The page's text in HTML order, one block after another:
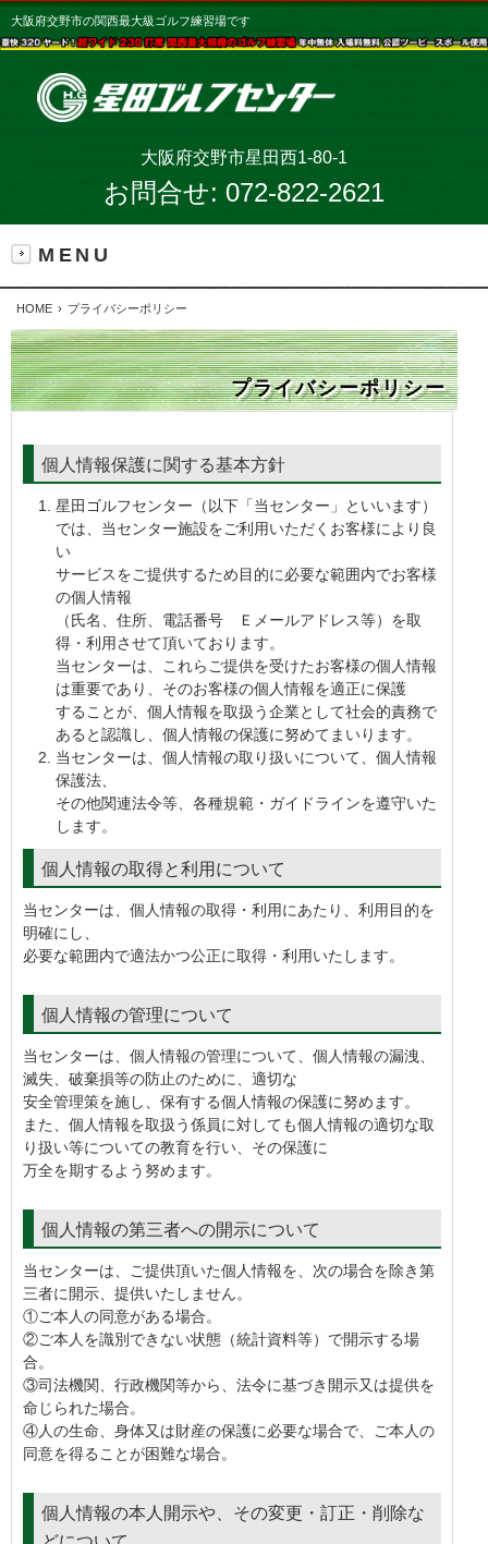
大阪府交野市の関西最大級ゴルフ練習場です
大阪府交野市星田西1-80-1
お問合せ: 072-822-2621
MENU
HOME プライバシーポリシー
プライバシーポリシー
個人情報保護に関する基本方針
星田ゴルフセンター（以下「当センター」といいます）
では、当センター施設をご利用いただくお客様により良
い
サービスをご提供するため目的に必要な範囲内でお客様
の個人情報
（氏名、住所、電話番号 Ｅメールアドレス等）を取
得・利用させて頂いております。
当センターは、これらご提供を受けたお客様の個人情報
は重要であり、そのお客様の個人情報を適正に保護
することが、個人情報を取扱う企業として社会的責務で
あると認識し、個人情報の保護に努めてまいります。
当センターは、個人情報の取り扱いについて、個人情報
保護法、
その他関連法令等、各種規範・ガイドラインを遵守いた
します。
個人情報の取得と利用について
当センターは、個人情報の取得・利用にあたり、利用目的を
明確にし、
必要な範囲内で適法かつ公正に取得・利用いたします。
個人情報の管理について
当センターは、個人情報の管理について、個人情報の漏洩、
滅失、破棄損等の防止のために、適切な
安全管理策を施し、保有する個人情報の保護に努めます。
また、個人情報を取扱う係員に対しても個人情報の適切な取
り扱い等についての教育を行い、その保護に
万全を期するよう努めます。
個人情報の第三者への開示について
当センターは、ご提供頂いた個人情報を、次の場合を除き第
三者に開示、提供いたしません。
①ご本人の同意がある場合。
②ご本人を識別できない状態（統計資料等）で開示する場
合。
③司法機関、行政機関等から、法令に基づき開示又は提供を
命じられた場合。
④人の生命、身体又は財産の保護に必要な場合で、ご本人の
同意を得ることが困難な場合。
個人情報の本人開示や、その変更・訂正・削除な